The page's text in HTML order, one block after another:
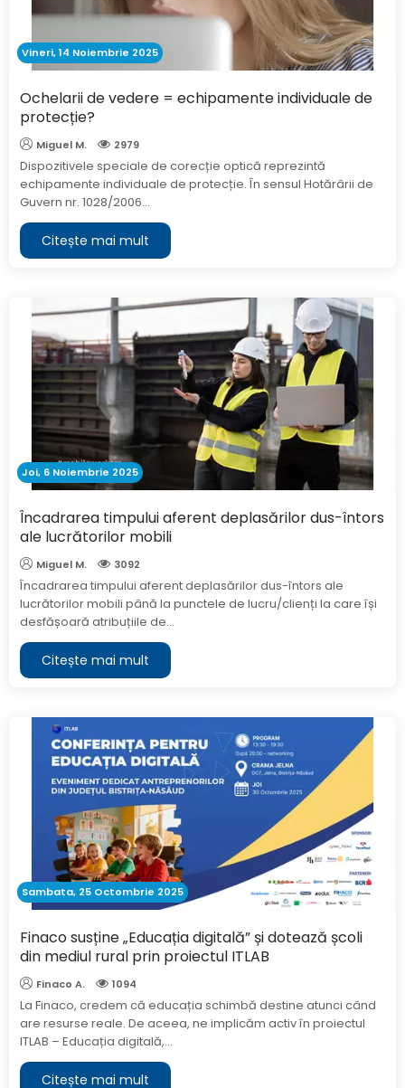
Vineri, 14 Noiembrie 2025
Ochelarii de vedere = echipamente individuale de
protecție?
Miguel M. 2979
Dispozitivele speciale de corecție optică reprezintă
echipamente individuale de protecție. În sensul Hotărârii de
Guvern nr. 1028/2006...
Citește mai mult
Joi, 6 Noiembrie 2025
Încadrarea timpului aferent deplasărilor dus-întors
ale lucrătorilor mobili
Miguel M. 3092
Încadrarea timpului aferent deplasărilor dus-întors ale
lucrătorilor mobili până la punctele de lucru/clienți la care își
desfășoară atribuțiile de...
Citește mai mult
Sambata, 25 Octombrie 2025
Finaco susține „Educația digitală” și dotează școli
din mediul rural prin proiectul ITLAB
Finaco A. 1094
La Finaco, credem că educația schimbă destine atunci când
are resurse reale. De aceea, ne implicăm activ în proiectul
ITLAB – Educația digitală,...
Citește mai mult